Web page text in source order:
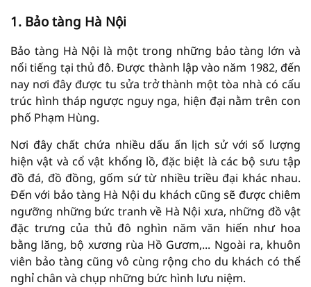
1. Bảo tàng Hà Nội
Bảo tàng Hà Nội là một trong những bảo tàng lớn và
nổi tiếng tại thủ đô. Được thành lập vào năm 1982, đến
nay nơi đây được tu sửa trở thành một tòa nhà có cấu
trúc hình tháp ngược nguy nga, hiện đại nằm trên con
phố Phạm Hùng.
Nơi đây chất chứa nhiều dấu ấn lịch sử với số lượng
hiện vật và cổ vật khổng lồ, đặc biệt là các bộ sưu tập
đồ đá, đồ đồng, gốm sứ từ nhiều triều đại khác nhau.
Đến với bảo tàng Hà Nội du khách cũng sẽ được chiêm
ngưỡng những bức tranh về Hà Nội xưa, những đồ vật
đặc trưng của thủ đô nghìn năm văn hiến như hoa
bằng lăng, bộ xương rùa Hồ Gươm,... Ngoài ra, khuôn
viên bảo tàng cũng vô cùng rộng cho du khách có thể
nghỉ chân và chụp những bức hình lưu niệm.